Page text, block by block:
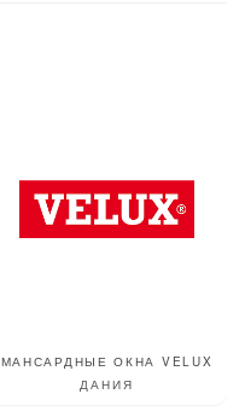
МАНСАРДНЫЕ ОКНА VELUX
ДАНИЯ